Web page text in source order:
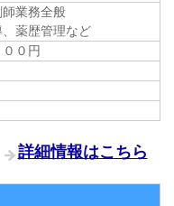
業務全般
薬歴管理など
０円
詳細情報はこちら